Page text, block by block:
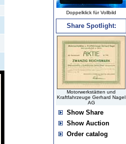
Doppelklick für Vollbild
Share Spotlight:
Motorwerkstätten und
Kraftfahrzeuge Gerhard Nagel
AG
Show Share
Show Auction
Order catalog